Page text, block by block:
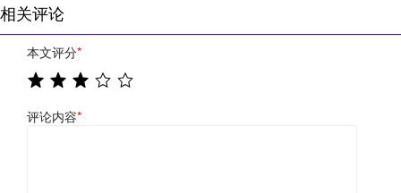
相关评论
本文评分*
评论内容*